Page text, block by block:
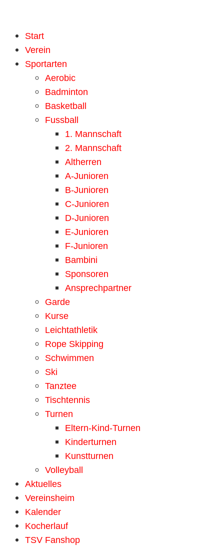
Start
Verein
Sportarten
Aerobic
Badminton
Basketball
Fussball
1. Mannschaft
2. Mannschaft
Altherren
A-Junioren
B-Junioren
C-Junioren
D-Junioren
E-Junioren
F-Junioren
Bambini
Sponsoren
Ansprechpartner
Garde
Kurse
Leichtathletik
Rope Skipping
Schwimmen
Ski
Tanztee
Tischtennis
Turnen
Eltern-Kind-Turnen
Kinderturnen
Kunstturnen
Volleyball
Aktuelles
Vereinsheim
Kalender
Kocherlauf
TSV Fanshop